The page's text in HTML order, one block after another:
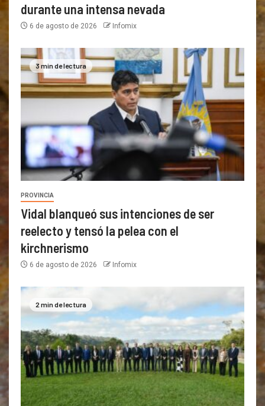
durante una intensa nevada
6 de agosto de 2026 Infomix
3 min de lectura
PROVINCIA
Vidal blanqueó sus intenciones de ser
reelecto y tensó la pelea con el
kirchnerismo
6 de agosto de 2026 Infomix
2 min de lectura